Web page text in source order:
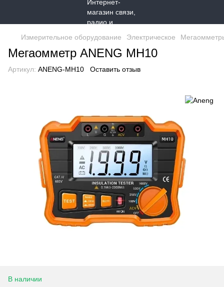
Измерительное оборудование Электрическое
Мегаомметр ANENG MH10
Артикул: ANENG-MH10 Оставить отзыв
В наличии